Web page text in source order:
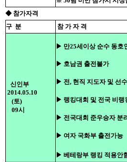
◆ 참가자격
구 분 참 가 자 격
신인부
2014.05.10
(토)
09시
▶ 만25세이상 순수 동호
▶ 호남권 출전불가
▶ 전, 현직 지도자 및 선
▶ 랭킹대회 및 전국 비랭
▶ 전국대회 준우승자 분
▶ 여자 국화부 출전가능
▶ 베테랑부 랭킹 적용안